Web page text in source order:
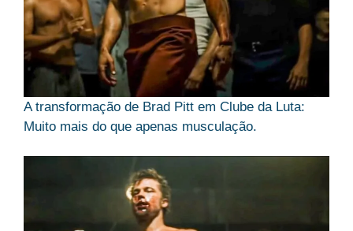
A transformação de Brad Pitt em Clube da Luta:
Muito mais do que apenas musculação.